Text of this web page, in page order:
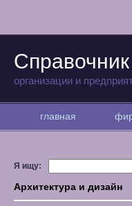
организации и
главная
Я ищу:
Архитектура и дизайн